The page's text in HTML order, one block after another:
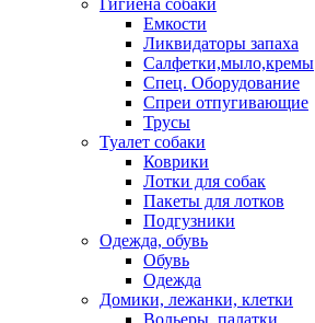
Гигиена собаки
Емкости
Ликвидаторы запаха
Салфетки,мыло,кремы
Спец. Оборудование
Спреи отпугивающие
Трусы
Туалет собаки
Коврики
Лотки для собак
Пакеты для лотков
Подгузники
Одежда, обувь
Обувь
Одежда
Домики, лежанки, клетки
Вольеры, палатки